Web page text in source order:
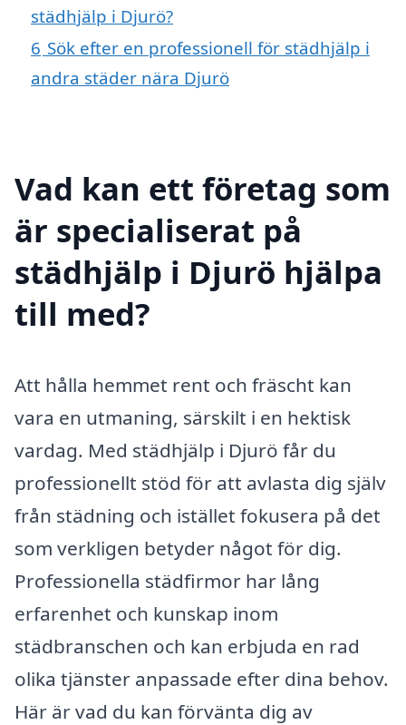
städhjälp i Djurö?
6 Sök efter en professionell för städhjälp i
andra städer nära Djurö
Vad kan ett företag som
är specialiserat på
städhjälp i Djurö hjälpa
till med?
Att hålla hemmet rent och fräscht kan
vara en utmaning, särskilt i en hektisk
vardag. Med städhjälp i Djurö får du
professionellt stöd för att avlasta dig själv
från städning och istället fokusera på det
som verkligen betyder något för dig.
Professionella städfirmor har lång
erfarenhet och kunskap inom
städbranschen och kan erbjuda en rad
olika tjänster anpassade efter dina behov.
Här är vad du kan förvänta dig av